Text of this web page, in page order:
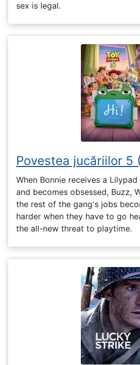
sex is legal.
Povestea jucăriilor 5
When Bonnie receives a
and becomes obsessed, Buzz,
the rest of the gang's jobs
harder when they have to go
the all-new threat to playtime.